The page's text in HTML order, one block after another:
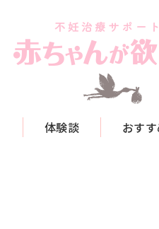
体験談 おす